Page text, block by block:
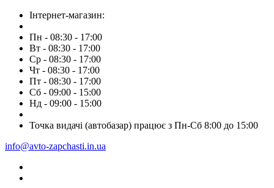
Інтернет-магазин:
Пн - 08:30 - 17:00
Вт - 08:30 - 17:00
Ср - 08:30 - 17:00
Чт - 08:30 - 17:00
Пт - 08:30 - 17:00
Сб - 09:00 - 15:00
Нд - 09:00 - 15:00
Точка видачі (автобазар) працює з Пн-Сб 8:00 до 15:00
info@avto-zapchasti.in.ua